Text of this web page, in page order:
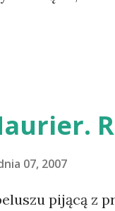
na 100%.
07, 2007
pijącą z